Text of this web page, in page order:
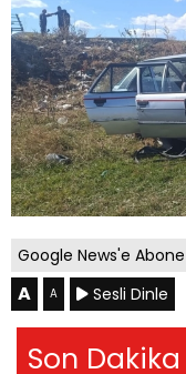
Google News'e
A A Sesli Dinle
Son Dakika